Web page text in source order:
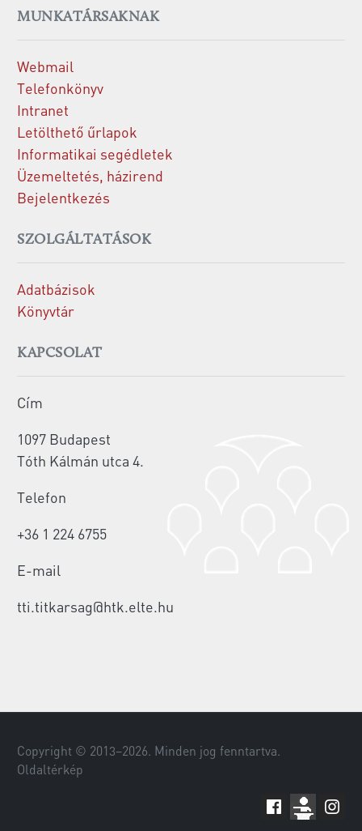
MUNKATÁRSAKNAK
Webmail
Telefonkönyv
Intranet
Letölthető űrlapok
Informatikai segédletek
Üzemeltetés, házirend
Bejelentkezés
SZOLGÁLTATÁSOK
Adatbázisok
Könyvtár
KAPCSOLAT
Cím
1097 Budapest
Tóth Kálmán utca 4.
Telefon
+36 1 224 6755
E-mail
tti.titkarsag@htk.elte.hu
Copyright © 2013–2026. Minden jog fenntartva.
Oldaltérkép